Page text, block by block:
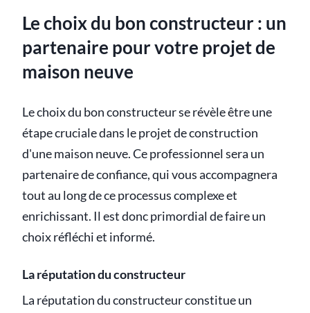
Le choix du bon constructeur : un
partenaire pour votre projet de
maison neuve
Le choix du bon constructeur se révèle être une
étape cruciale dans le projet de construction
d'une maison neuve. Ce professionnel sera un
partenaire de confiance, qui vous accompagnera
tout au long de ce processus complexe et
enrichissant. Il est donc primordial de faire un
choix réfléchi et informé.
La réputation du constructeur
La réputation du constructeur constitue un